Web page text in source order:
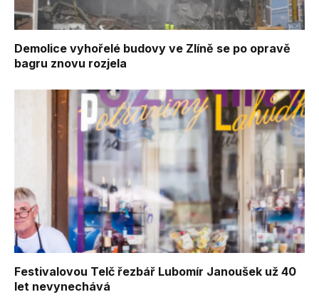
Demolice vyhořelé budovy ve Zlíně se po opravě
bagru znovu rozjela
Festivalovou Telč řezbář Lubomír Janoušek už 40
let nevynechává